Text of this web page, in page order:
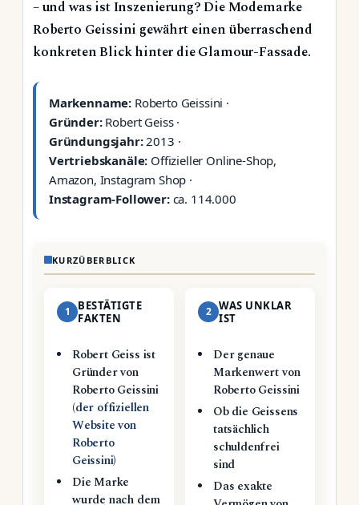
– und was ist Inszenierung? Die Modemarke
Roberto Geissini gewährt einen überraschend
konkreten Blick hinter die Glamour-Fassade.
Markenname: Roberto Geissini ·
Gründer:Robert Geiss ·
Gründungsjahr:2013 ·
Vertriebskanäle: Offizieller Online-Shop,
Amazon, Instagram Shop ·
Instagram-Follower:ca. 114.000
KURZÜBERBLICK
1
BESTÄTIGTE
FAKTEN
Robert Geiss ist
Gründer von
Roberto Geissini
(der offiziellen
Website von
Roberto
Geissini)
Die Marke
wurde nach dem
2 WAS UNKLAR
IST
Der genaue
Markenwert von
Roberto Geissini
Ob die Geissens
tatsächlich
schuldenfrei
sind
Das exakte